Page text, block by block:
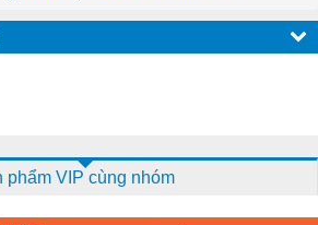
phẩm VIP cùng nhóm